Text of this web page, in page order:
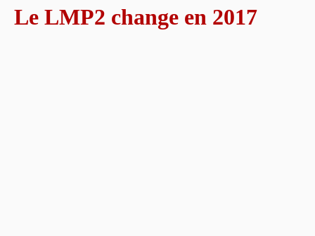
Le LMP2 change en 2017